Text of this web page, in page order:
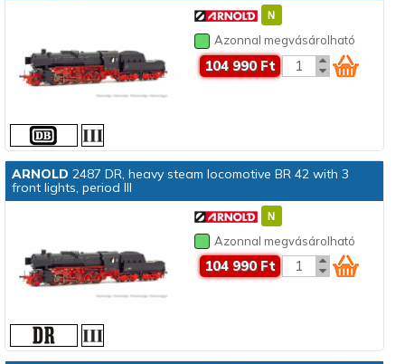
Azonnal megvásárolható
104 990 Ft
ARNOLD 2487 DR, heavy steam locomotive BR 42 with 3
front lights, period III
Azonnal megvásárolható
104 990 Ft